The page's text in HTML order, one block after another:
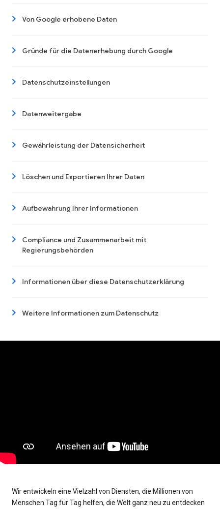
Von Google erhobene Daten
Gründe für die Datenerhebung durch Google
Datenschutzeinstellungen
Datenweitergabe
Gewährleistung der Datensicherheit
Löschen und Exportieren Ihrer Daten
Aufbewahrung Ihrer Informationen
Compliance und Zusammenarbeit mit
Regierungsbehörden
Informationen über diese Datenschutzerklärung
Weitere Informationen zum Datenschutz
Wir entwickeln eine Vielzahl von Diensten, die Millionen von
Menschen Tag für Tag helfen, die Welt ganz neu zu entdecken